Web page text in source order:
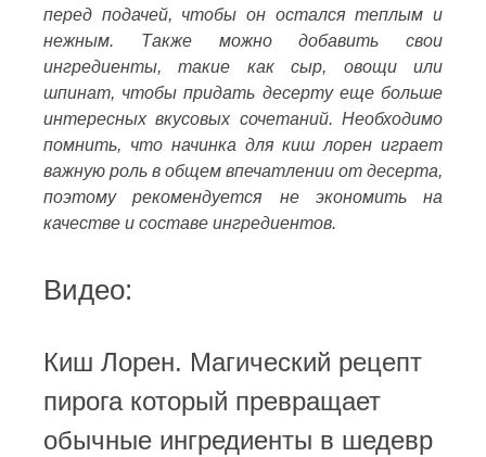
перед подачей, чтобы он остался теплым и
нежным. Также можно добавить свои
ингредиенты, такие как сыр, овощи или
шпинат, чтобы придать десерту еще больше
интересных вкусовых сочетаний. Необходимо
помнить, что начинка для киш лорен играет
важную роль в общем впечатлении от десерта,
поэтому рекомендуется не экономить на
качестве и составе ингредиентов.
Видео:
Киш Лорен. Магический рецепт
пирога который превращает
обычные ингредиенты в шедевр